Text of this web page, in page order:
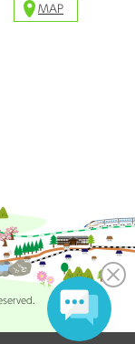
MAP